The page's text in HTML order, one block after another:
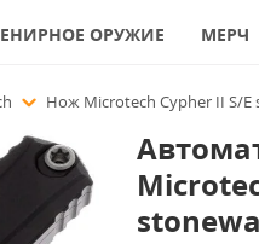
ОРУЖИЕ МЕРЧ
Нож Microtech Cypher II S/E